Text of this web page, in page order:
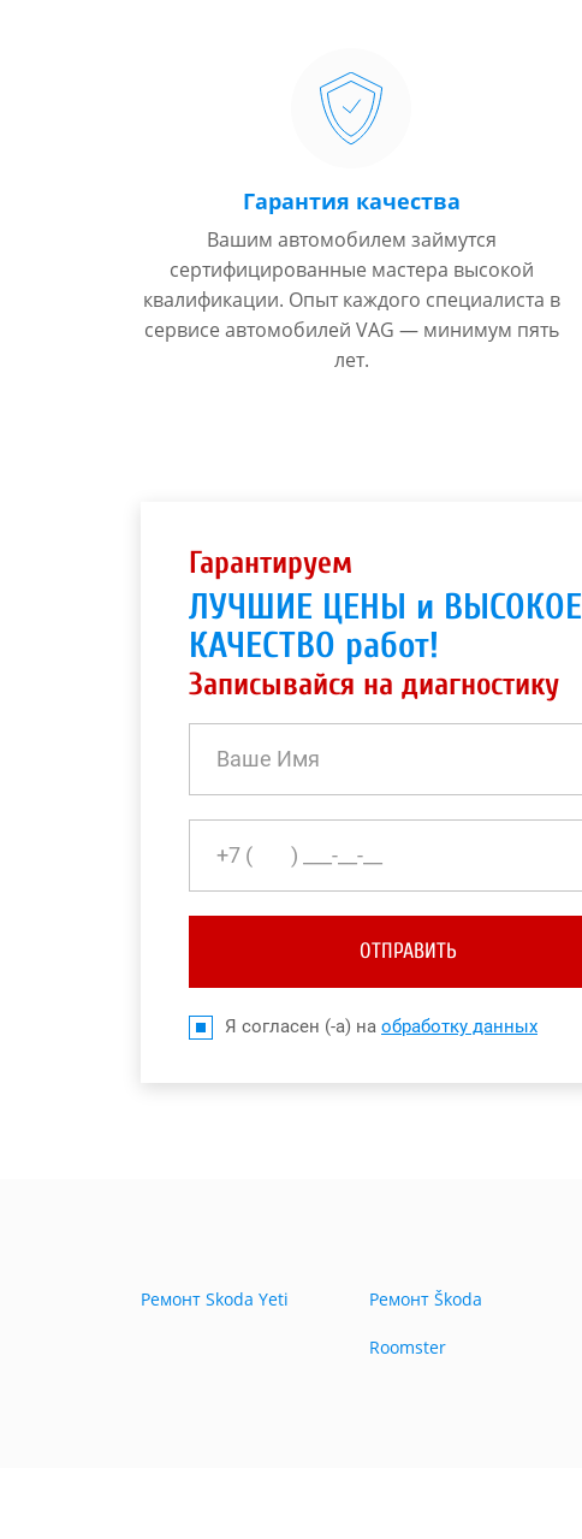
Гарантия качества
Вашим автомобилем займутся
сертифицированные мастера высокой
квалификации. Опыт каждого специалиста в
сервисе автомобилей VAG — минимум пять
лет.
Гарантируем
ЛУЧШИЕ ЦЕНЫ и ВЫСОКОЕ
КАЧЕСТВО работ!
Записывайся на диагностику
ОТПРАВИТЬ
Я согласен (-а) на обработку данных
Ремонт Skoda Yeti Ремонт Škoda
Roomster